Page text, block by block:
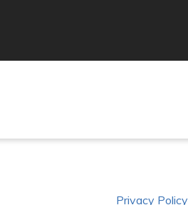
Privacy Policy